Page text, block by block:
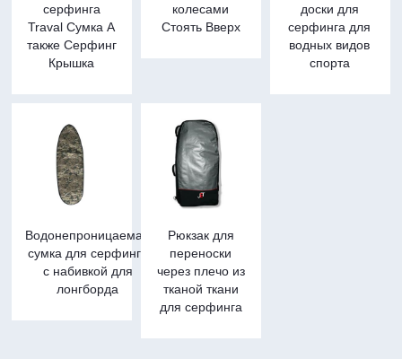
серфинга
Traval Сумка А
также Серфинг
Крышка
колесами
Стоять Вверх
доски для
серфинга для
водных видов
спорта
Водонепроницаемая
сумка для серфинга
с набивкой для
лонгборда
Рюкзак для
переноски
через плечо из
тканой ткани
для серфинга